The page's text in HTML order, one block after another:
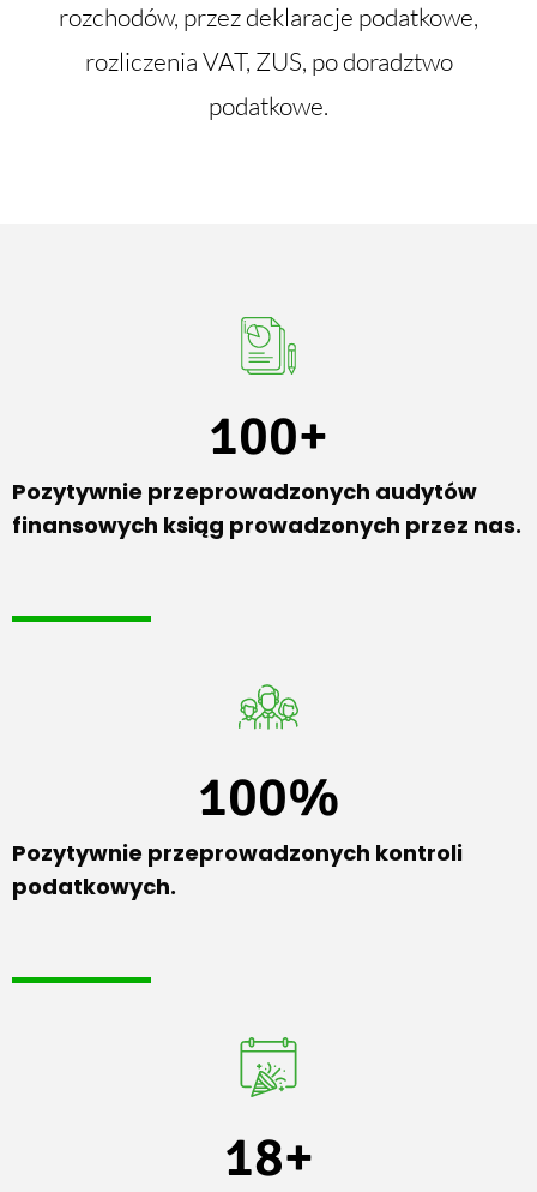
rozchodów, przez deklaracje podatkowe,
rozliczenia VAT, ZUS, po doradztwo
podatkowe.
100+
Pozytywnie przeprowadzonych audytów
finansowych ksiąg prowadzonych przez nas.
100%
Pozytywnie przeprowadzonych kontroli
podatkowych.
18+